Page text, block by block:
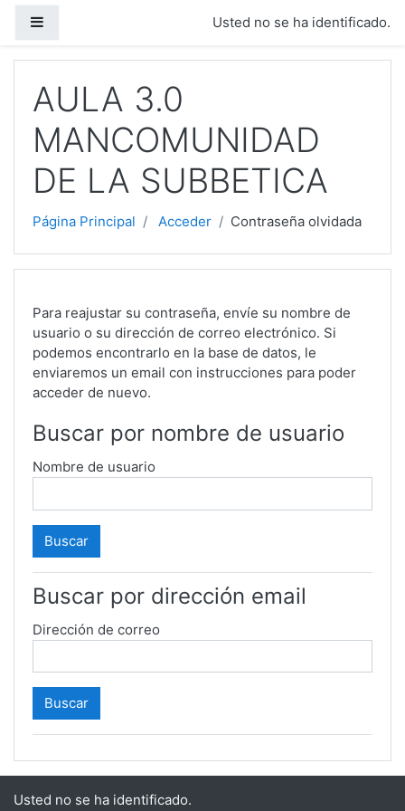
Usted no se ha identificado.
AULA 3.0
MANCOMUNIDAD
DE LA SUBBETICA
Página Principal Acceder Contraseña olvidada
Para reajustar su contraseña, envíe su nombre de
usuario o su dirección de correo electrónico. Si
podemos encontrarlo en la base de datos, le
enviaremos un email con instrucciones para poder
acceder de nuevo.
Buscar por nombre de usuario
Nombre de usuario
Buscar por dirección email
Dirección de correo
Usted no se ha identificado.